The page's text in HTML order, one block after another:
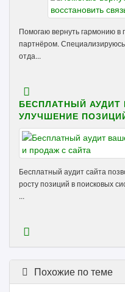
Помогаю вернуть гармонию в
партнёром.
отда...
БЕСПЛАТНЫЙ АУДИТ
УЛУЧШЕНИЕ
Бесплатный аудит сайта
росту позиций в поисковых
...
Похожие по теме